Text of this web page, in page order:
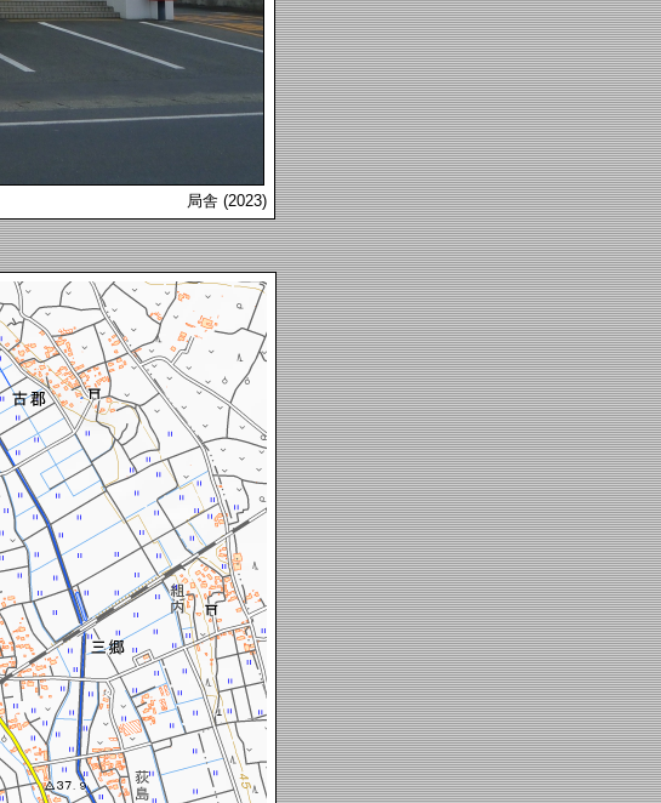
局舎 (2023)